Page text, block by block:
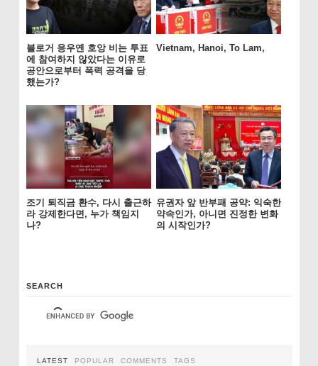
블로거 응우옌 호앙 비는 투표
에 참여하지 않았다는 이유로
공안으로부터 폭력 공격을 당
했는가?
Vietnam, Hanoi, To Lam,
조기 퇴직금 환수, 다시 출근하
라 강제한다면, 누가 책임지
나?
유권자 앞 반부패 공약: 익숙한
약속인가, 아니면 진정한 변화
의 시작인가?
SEARCH
LATEST POPULAR COMMENTS TAGS